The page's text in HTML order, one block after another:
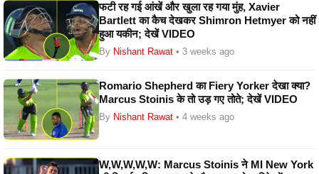
फटी रह गई आंखें और खुला रह गया मुंह, Xavier
Bartlett का कैच देखकर Shimron Hetmyer को नहीं
हुआ यकीन; देखें VIDEO
By Nishant Rawat • 3 weeks ago
Romario Shepherd का Fiery Yorker देखा क्या?
Marcus Stoinis के तो उड़ गए तोते; देखें VIDEO
By Nishant Rawat • 4 weeks ago
W,W,W,W,W: Marcus Stoinis ने MI New York